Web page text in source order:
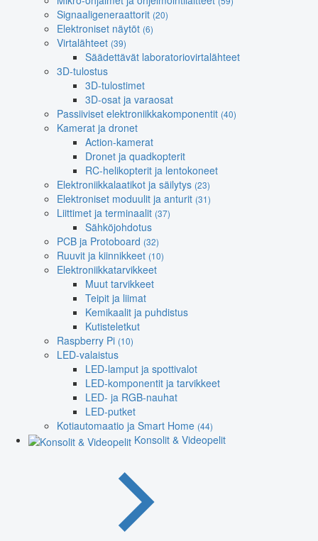
Signaaligeneraattorit (20)
Elektroniset näytöt (6)
Virtalähteet (39)
Säädettävät laboratoriovirtalähteet
3D-tulostus
3D-tulostimet
3D-osat ja varaosat
Passiiviset elektroniikkakomponentit (40)
Kamerat ja dronet
Action-kamerat
Dronet ja quadkopterit
RC-helikopterit ja lentokoneet
Elektroniikkalaatikot ja säilytys (23)
Elektroniset moduulit ja anturit (31)
Liittimet ja terminaalit (37)
Sähköjohdotus
PCB ja Protoboard (32)
Ruuvit ja kiinnikkeet (10)
Elektroniikkatarvikkeet
Muut tarvikkeet
Teipit ja liimat
Kemikaalit ja puhdistus
Kutisteletkut
Raspberry Pi (10)
LED-valaistus
LED-lamput ja spottivalot
LED-komponentit ja tarvikkeet
LED- ja RGB-nauhat
LED-putket
Kotiautomaatio ja Smart Home (44)
Konsolit & Videopelit